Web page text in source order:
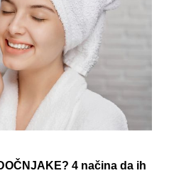
4 načina da ih